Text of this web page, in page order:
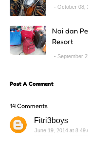
October 08,
Nai dan
Resort
September
Post A Comment
14 Comments
Fitri3boys
June 19, 2014 at 8:49